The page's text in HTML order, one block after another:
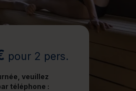
pour 2 pers.
veuillez
téléphone :